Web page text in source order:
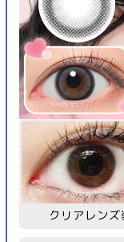
クリアレンズ